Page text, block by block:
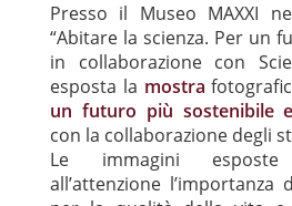
Presso il Museo MAXXI
“Abitare la scienza. Per un
in collaborazione con
esposta la mostra
un futuro più sostenibile
con la collaborazione degli
Le immagini
all’attenzione